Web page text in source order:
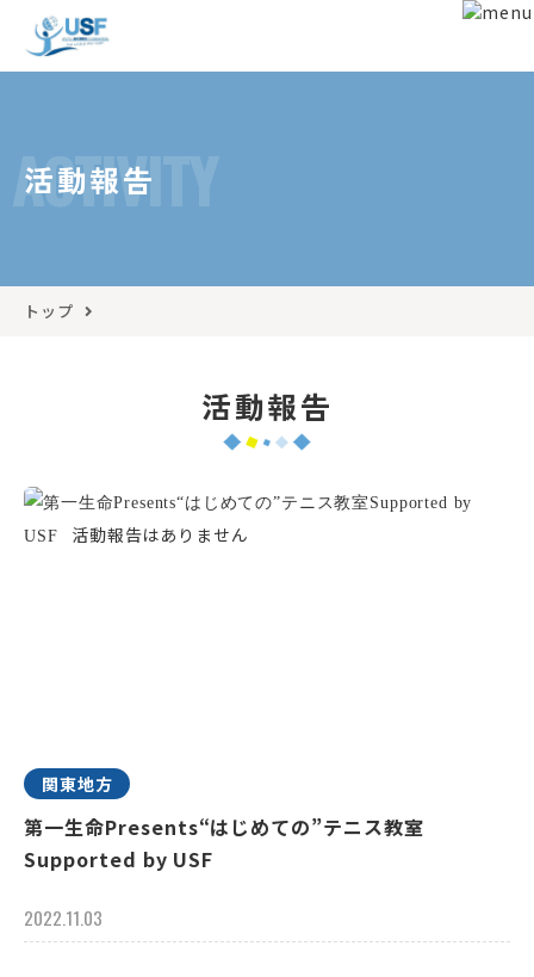
ACTIVITY
活動報告
トップ
活動報告
関東地方
第一生命Presents“はじめての”テニス教室
Supported by USF
2022.11.03